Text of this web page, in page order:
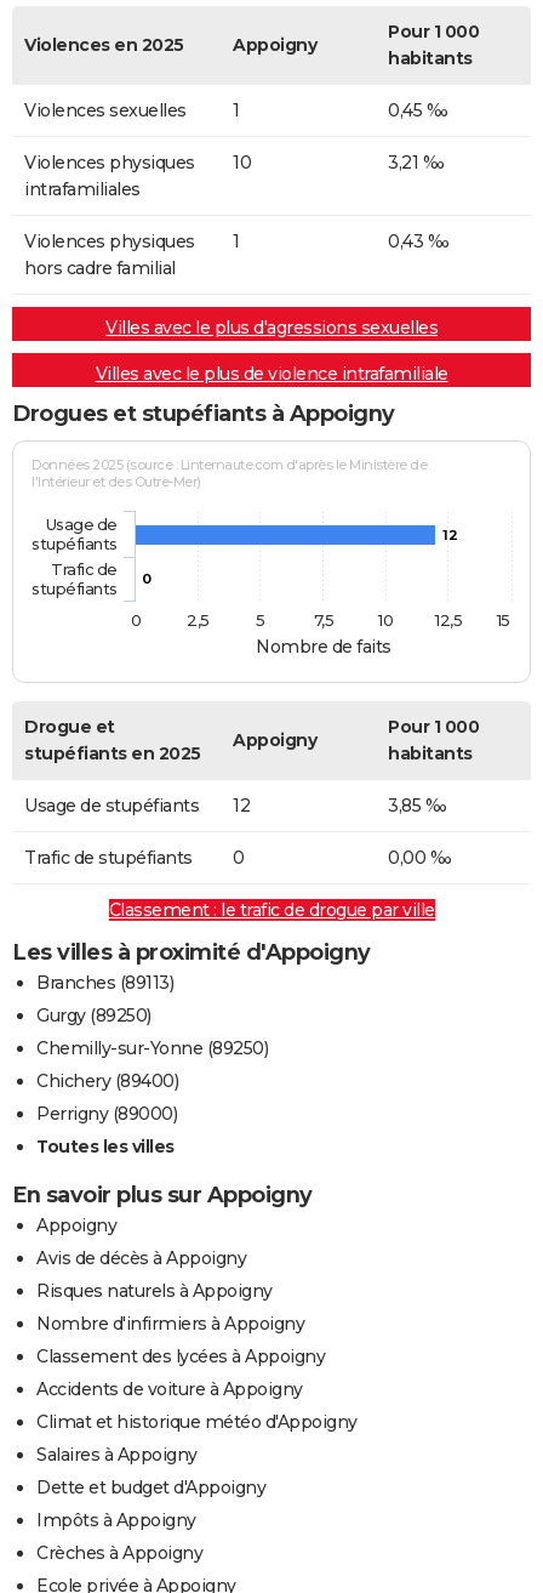
Violences en 2025 Appoigny
Pour 1 000
habitants
Violences sexuelles 1 0,45 ‰
Violences physiques
intrafamiliales
10 3,21 ‰
Violences physiques
hors cadre familial
1 0,43 ‰
Villes avec le plus d'agressions sexuelles
Villes avec le plus de violence intrafamiliale
Drogues et stupéfiants à Appoigny
Nombre de faits
Données 2025 (source : Linternaute.com d'après le Ministère de
l'Intérieur et des Outre-Mer)
12
0
Usage de
stupéfiants
Trafic de
stupéfiants
0
2,5 5 7,5 10 12,5 15
Drogue et
stupéfiants en 2025
Appoigny
Pour 1 000
habitants
Usage de stupéfiants 12 3,85 ‰
Trafic de stupéfiants 0 0,00 ‰
Classement : le trafic de drogue par ville
Les villes à proximité d'Appoigny
Branches (89113)
Gurgy (89250)
Chemilly-sur-Yonne (89250)
Chichery (89400)
Perrigny (89000)
Toutes les villes
En savoir plus sur Appoigny
Appoigny
Avis de décès à Appoigny
Risques naturels à Appoigny
Nombre d'infirmiers à Appoigny
Classement des lycées à Appoigny
Accidents de voiture à Appoigny
Climat et historique météo d'Appoigny
Salaires à Appoigny
Dette et budget d'Appoigny
Impôts à Appoigny
Crèches à Appoigny
Ecole privée à Appoigny